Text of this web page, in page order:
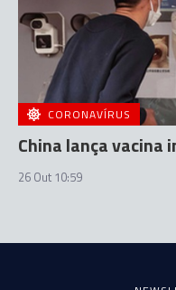
CORONAVÍRUS
China lança vacina
26 Out 10:59